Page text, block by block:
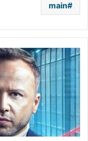
main
مكسيم
خليل
يرفع
التشويق
"أولاد
آدم":
الغير